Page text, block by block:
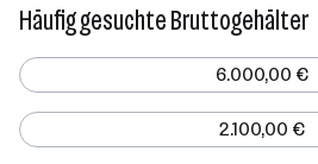
Häufig gesuchte Bruttogehälter
6.000,00 €
2.100,00 €